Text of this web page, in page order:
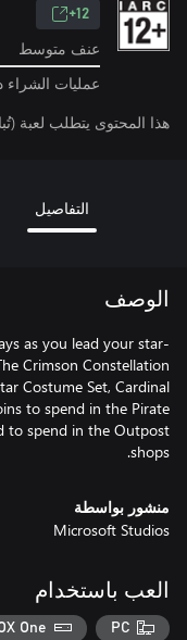
12+
عنف متوسط
عمليات الشراء
هذا المحتوى يتطلب لعبة
التفاصيل
الوصف
as you lead your star-
Crimson Constellation
Costume Set, Cardinal
to spend in the Pirate
to spend in the Outpost
shops.
منشور بواسطة
Microsoft Studios
العب باستخدام
PC
One